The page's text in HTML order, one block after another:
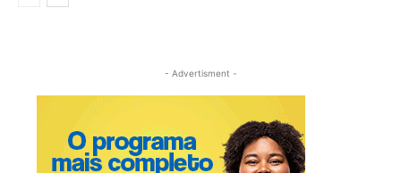
- Advertisment -